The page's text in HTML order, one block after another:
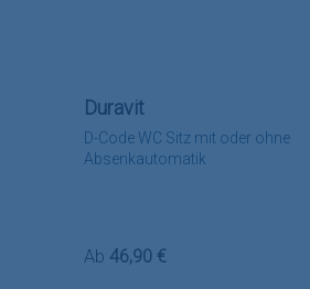
D-Code WC Sitz mit oder ohne
Absenkautomatik
Duravit
Regulärer Preis:
Ab 46,90 €